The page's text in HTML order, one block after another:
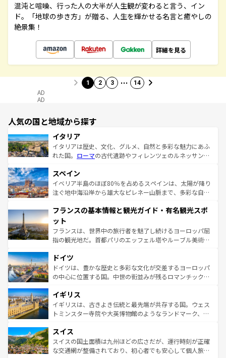
混沌と喧噪、行った人の大半が人生観が変わると言う、イン
ド。「地球の歩き方」が贈る、人生を輝かせる名言と癒やしの
絶景集！
詳細を見る
1 2 3 … 14
AD
AD
人気の国と地域から探す
イタリア
イタリアは歴史、文化、グルメ、自然と多彩な魅力にあふ
れた国。 ローマの古代遺跡やフィレンツェのルネッサンス
ろん、トスカーナの美しい田園風景やアマルフィ海岸の絶
景など、自然景観も見逃せない。観光の合間には、本場の
ピザやパスタなど、絶品のイタリア料理を堪能することも
ませてくれるイタリアで、忘れられない旅をしてみよう！
なお、新着のイタリア情報は
しい。
スペイン
イベリア半島のほぼ80％を占めるスペインは、太陽が降り
注ぐ地中海沿岸から雄大なピレネー山脈まで、多彩な自然
文化が根付くこの国では、情熱的なフラメンコ、熱気あふ
れる闘牛、そして美味しいタパスが生活の一部となってい
る。首都マドリードの洗練された雰囲気や、バルセロナの
アートに溢れた街角から、地方では古代ローマ遺跡や中世
せる。地方によって風土や気候が異なるスペインはその個
性で訪れる人を魅了する。 なお、新着のスペイン情報は コ
ンテンツ一覧を参照してほしい。
フランスの基本情報と観光ガイド・有名観光スポ
ット
フランスは、世界中の旅行者を魅了し続けるヨーロッパ屈
指の観光地だ。首都パリのエッフェル塔やルーブル美術館
で、幅広い魅力が詰まっている。華麗な宮殿、歴史的な大
聖堂、美しいビーチ、そして豊かな自然が、訪れる者を心
から魅了する。また、フランスは美食の国としても知ら
いる。シャンパンの発祥地であるランス、プロヴァンスの
香り高いラベンダー畑など、多彩な楽しみ方が可能だ。さ
らに、パリ以外の地域にも魅力が溢れており、どの街角に
れる地方に足を運ぶとそれぞれで全く異なる文化を体験で
きるだろう。 なお、新着のフランス情報はコンテンツ一覧
を参照してほしい。
ドイツ
ドイツは、豊かな歴史と多彩な文化が交差するヨーロッパ
の中心に位置する国。中世の街並みが残るロマンチック街
顔を持つこの国は、どこを歩いても飽きることがない。ベ
ルリンの文化的活気、バイエルン州のアルプスの絶景、そ
してライン川沿いのワイン畑といった風景は必見。ビール
は、お酒好きな人にはぜひ体験してほしい。 なお、新着の
ドイツ情報はコンテンツ一覧を参照してほしい。
イギリス
イギリスは、古きよき伝統と最先端が共存する国。ウェス
トミンスター寺院や大英博物館のようなランドマーク、歴
リアごとに異なる魅力がある。また、優雅なアフタヌーン
ティー、ビール好きにはたまらない英国パブ、サッカー観
戦など、本場だからこそできる体験も豊富。イギリスを旅
スイス
スイスの国土面積は九州ほどの広さだが、運行時刻が正確
な交通網が整備されており、初心者でも安心して個人旅行